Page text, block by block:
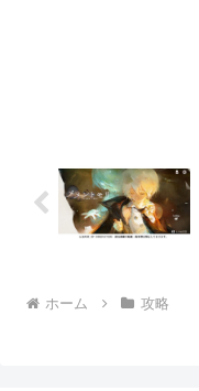
ホーム 攻略